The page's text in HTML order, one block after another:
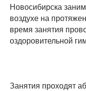
Новосибирска
воздухе на
время занятия
оздоровительной
Занятия проходят